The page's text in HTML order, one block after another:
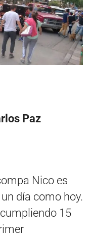
Paz
Nico es
día como hoy.
15